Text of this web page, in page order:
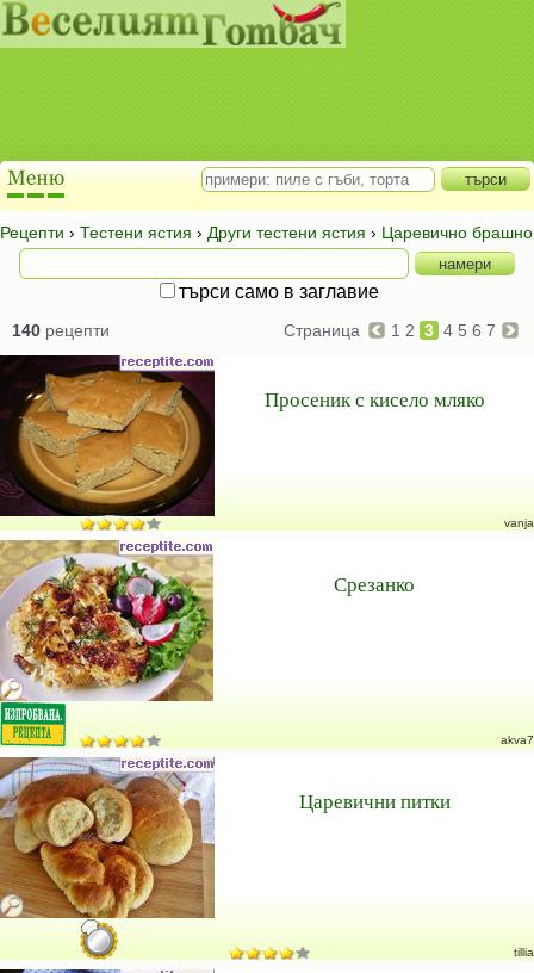
Рецепти › Тестени ястия › Други тестени ястия › Царевично брашно
търси само в заглавие
140 рецепти Страница 1 2 3 4 5 6 7
Просеник с кисело мляко
vanja
Срезанко
akva7
Царевични питки
tillia